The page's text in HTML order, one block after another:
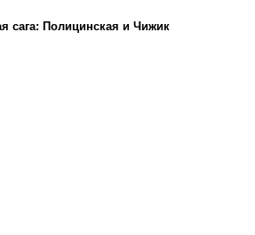
сага: Полицинская и Чижик